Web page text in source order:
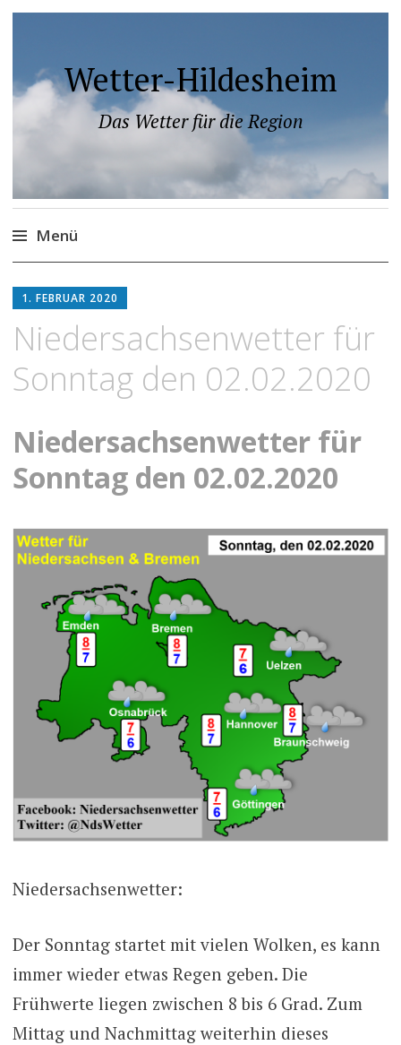
Wetter-Hildesheim
Das Wetter für die Region
Menü
Inhalt
1. FEBRUAR 2020
Niedersachsenwetter für
Sonntag den 02.02.2020
Niedersachsenwetter für
Sonntag den 02.02.2020
Niedersachsenwetter:
Der Sonntag startet mit vielen Wolken, es kann
immer wieder etwas Regen geben. Die
Frühwerte liegen zwischen 8 bis 6 Grad. Zum
Mittag und Nachmittag weiterhin dieses